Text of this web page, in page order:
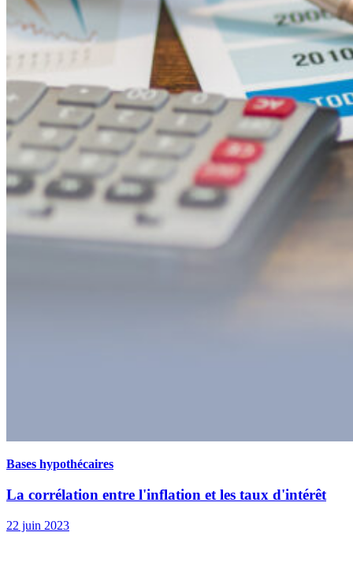
Bases hypothécaires
La corrélation entre l'inflation et les taux d'intérêt
22 juin 2023